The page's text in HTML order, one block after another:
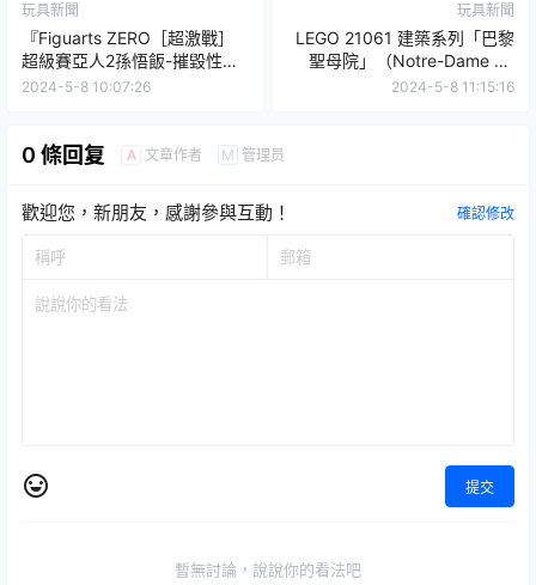
玩具新聞
『Figuarts ZERO［超激戰］
超級賽亞人2孫悟飯-摧毀性的
真實力!!-』再現打爆小賽魯的
2024-5-8 10:07:26
玩具新聞
LEGO 21061 建築系列「巴黎
聖母院」（Notre-Dame de
Paris）絕美玫瑰窗、尖肋骨拱
2024-5-8 11:15:16
0 條回复 A 文章作者 M 管理员
歡迎您，新朋友，感謝參與互動！ 確認修改
提交
暫無討論，說說你的看法吧